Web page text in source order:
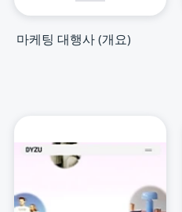
마케팅 대행사 (개요)